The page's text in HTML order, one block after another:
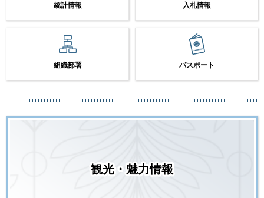
統計情報 入札情報
組織部署 パスポート
観光・魅力情報